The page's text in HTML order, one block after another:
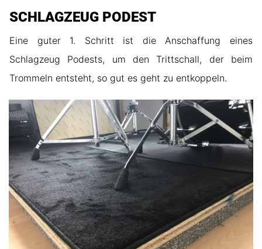
SCHLAGZEUG PODEST
Eine guter 1. Schritt ist die Anschaffung eines
Schlagzeug Podests, um den Trittschall, der beim
Trommeln entsteht, so gut es geht zu entkoppeln.